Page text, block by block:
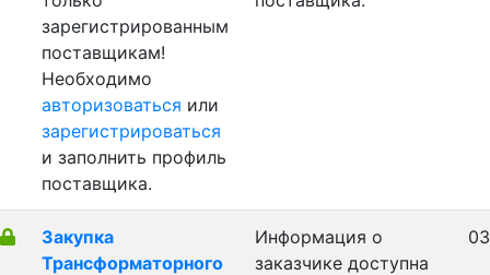
зарегистрированным
поставщикам!
Необходимо
авторизоваться или
зарегистрироваться
и заполнить профиль
поставщика.
Закупка
Трансформаторного
Информация о
заказчике доступна